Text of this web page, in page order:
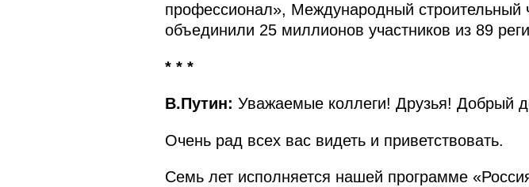
профессионал», Международный
объединили 25 миллионов участников из 89
* * *
В.Путин: Уважаемые коллеги! Друзья! Добрый
Очень рад всех вас видеть и приветствовать.
Семь лет исполняется нашей программе